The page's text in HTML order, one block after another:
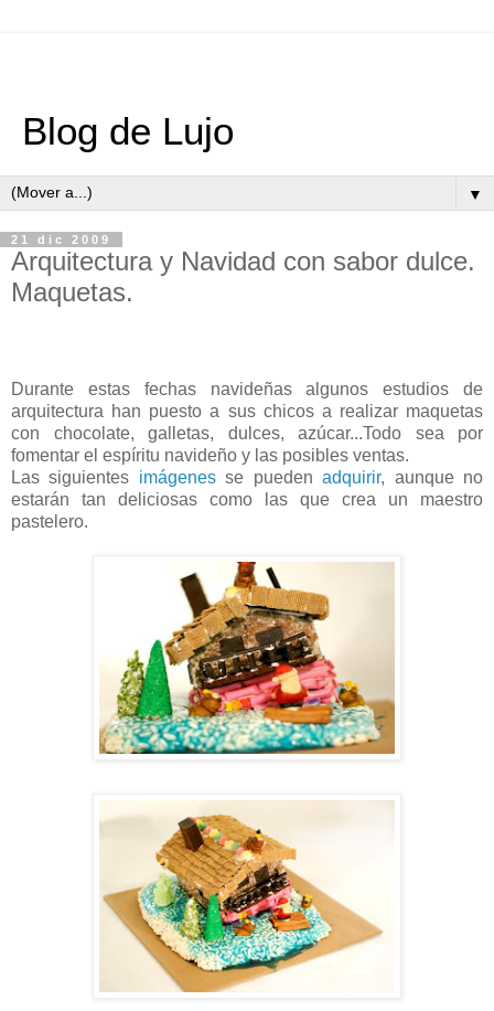
Blog de Lujo
▼
21 dic 2009
Arquitectura y Navidad con sabor dulce.
Maquetas.
Durante estas fechas navideñas algunos estudios de
arquitectura han puesto a sus chicos a realizar maquetas
con chocolate, galletas, dulces, azúcar...Todo sea por
fomentar el espíritu navideño y las posibles ventas.
Las siguientes imágenesse pueden adquirir, aunque no
estarán tan deliciosas como las que crea un maestro
pastelero.